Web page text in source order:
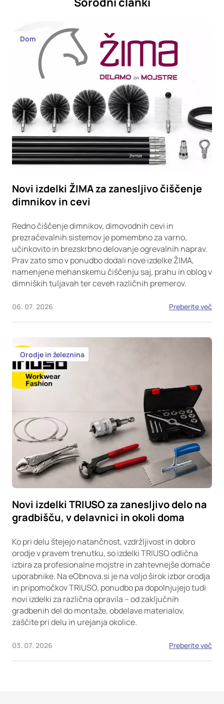
Dom
Novi izdelki ŽIMA za zanesljivo čiščenje
dimnikov in cevi
Redno čiščenje dimnikov, dimovodnih cevi in
prezračevalnih sistemov je pomembno za varno,
učinkovito in brezskrbno delovanje ogrevalnih naprav.
Prav zato smo v ponudbo dodali nove izdelke ŽIMA,
namenjene mehanskemu čiščenju saj, prahu in oblog v
dimniških tuljavah ter ceveh različnih premerov.
06. 07. 2026 Preberite več
Orodje in železnina
Novi izdelki TRIUSO za zanesljivo delo na
gradbišču, v delavnici in okoli doma
Ko pri delu štejejo natančnost, vzdržljivost in dobro
orodje v pravem trenutku, so izdelki TRIUSO odlična
izbira za profesionalne mojstre in zahtevnejše domače
uporabnike. Na eObnova.si je na voljo širok izbor orodja
in pripomočkov TRIUSO, ponudbo pa dopolnjujejo tudi
novi izdelki za različna opravila – od zaključnih
gradbenih del do montaže, obdelave materialov,
zaščite pri delu in urejanja okolice.
03. 07. 2026 Preberite več